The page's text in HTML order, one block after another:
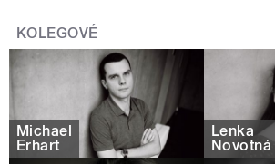
KOLEGOVÉ
Michael
Erhart
Lenka
Novotná